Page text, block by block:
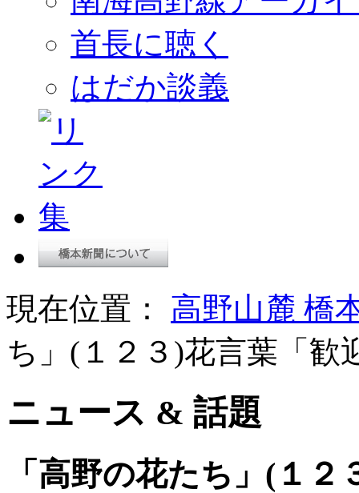
首長に聴く
はだか談義
現在位置： 高野山麓 橋
ち」(１２３)花言葉「歓
ニュース & 話題
「高野の花たち」(１